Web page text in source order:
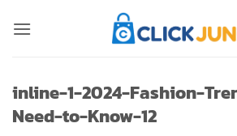
inline-1-2024-Fashion-
Need-to-Know-12